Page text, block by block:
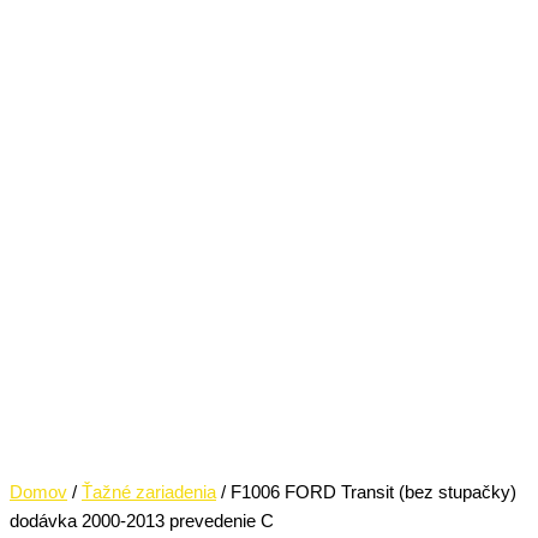
Domov / Ťažné zariadenia / F1006 FORD Transit (bez stupačky)
dodávka 2000-2013 prevedenie C